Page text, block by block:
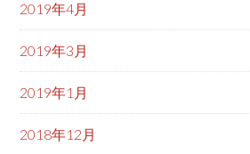
2019年4月
2019年3月
2019年1月
2018年12月